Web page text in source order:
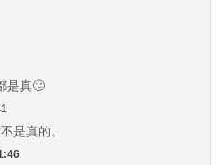
是真🙄
是真的。